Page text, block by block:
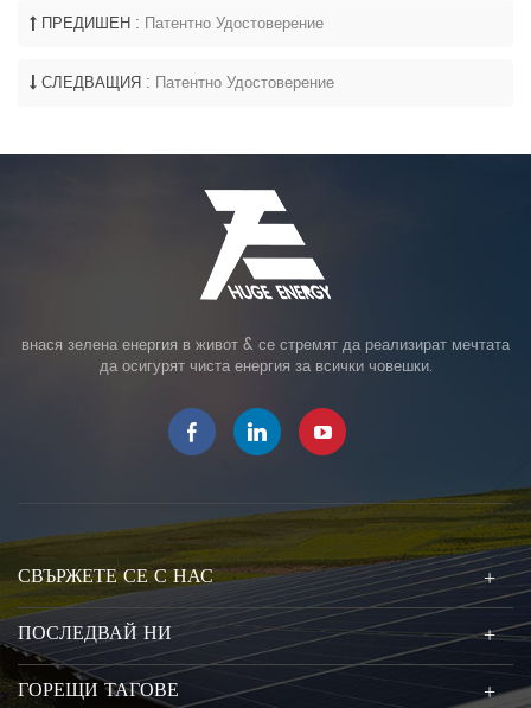
ПРЕДИШЕН : Патентно Удостоверение
СЛЕДВАЩИЯ : Патентно Удостоверение
внася зелена енергия в живот & се стремят да реализират мечтата
да осигурят чиста енергия за всички човешки.
СВЪРЖЕТЕ СЕ С НАС
ПОСЛЕДВАЙ НИ
ГОРЕЩИ ТАГОВЕ